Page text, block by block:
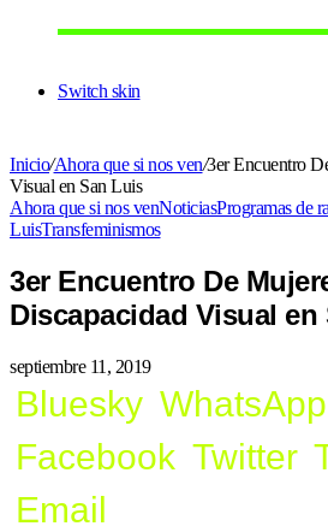
Switch skin
Inicio/Ahora que si nos ven/3er Encuentro
Visual en San Luis
Ahora que si nos venNoticiasProgramas de
LuisTransfeminismos
3er Encuentro De
Discapacidad Visual en
septiembre 11, 2019
Bluesky WhatsApp
Facebook Twitter
Email